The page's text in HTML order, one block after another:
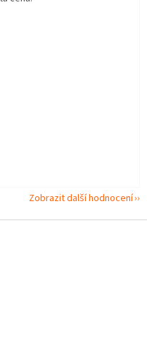
z 5 hvězdiček.
z 5 hvězdiček.
Zobrazit další hodnocení